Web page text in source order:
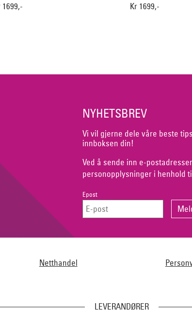
1699,- Kr 1699,-
NYHETSBREV
Vi vil gjerne dele våre beste
innboksen din!
Ved å sende inn e-
personopplysninger i henhold
Epost
Netthandel
LEVERANDØRER